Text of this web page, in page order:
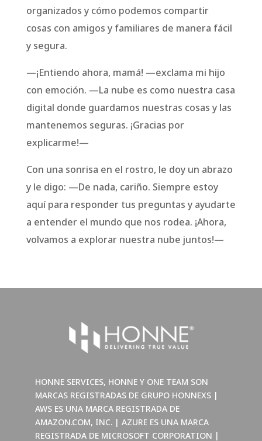
organizados y cómo podemos compartir
cosas con amigos y familiares de manera fácil
y segura.
—¡Entiendo ahora, mamá! —exclama mi hijo
con emoción. —La nube es como nuestra casa
digital donde guardamos nuestras cosas y las
mantenemos seguras. ¡Gracias por
explicarme!—
Con una sonrisa en el rostro, le doy un abrazo
y le digo: —De nada, cariño. Siempre estoy
aquí para responder tus preguntas y ayudarte
a entender el mundo que nos rodea. ¡Ahora,
volvamos a explorar nuestra nube juntos!—
HONNE SERVICES, HONNE Y ONE TEAM SON
MARCAS REGISTRADAS DE GRUPO HONNEXS |
AWS ES UNA MARCA REGISTRADA DE
AMAZON.COM, INC. | AZURE ES UNA MARCA
REGISTRADA DE MICROSOFT CORPORATION |